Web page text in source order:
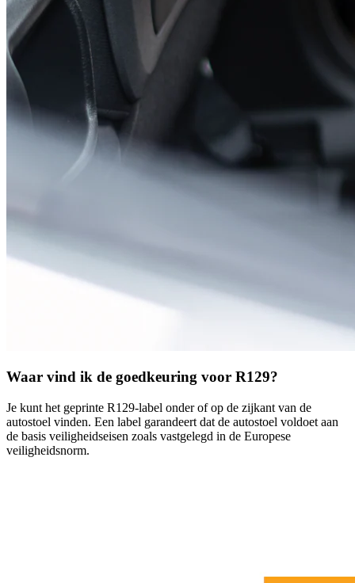
Waar vind ik de goedkeuring voor R129?
Je kunt het geprinte R129-label onder of op de zijkant van de
autostoel vinden. Een label garandeert dat de autostoel voldoet aan
de basis veiligheidseisen zoals vastgelegd in de Europese
veiligheidsnorm.